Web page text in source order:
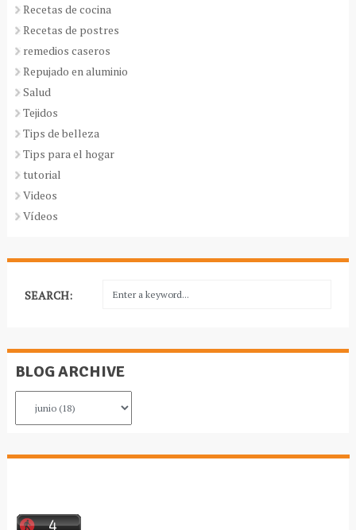
Recetas de cocina
Recetas de postres
remedios caseros
Repujado en aluminio
Salud
Tejidos
Tips de belleza
Tips para el hogar
tutorial
Videos
Vídeos
SEARCH:
BLOG ARCHIVE